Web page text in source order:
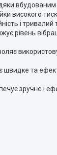
вбудованим
високого
і
рівень
швидке та
зручне і